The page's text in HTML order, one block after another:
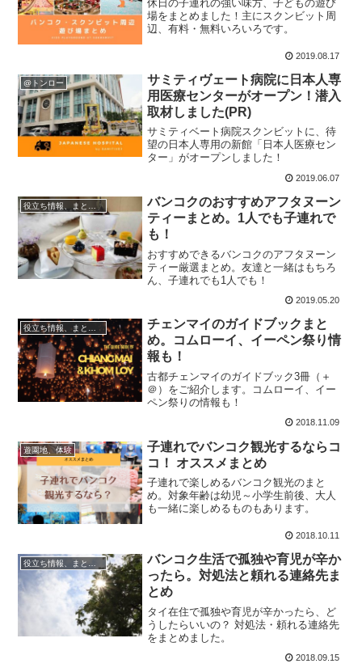
休日の子連れの強い味方、子どもの遊び
場をまとめました！主にスクンビット周
辺、有料・無料いろいろです。
2019.08.17
@トンロー
サミティヴェート病院に日本人専
用医療センターがオープン！潜入
取材しました(PR)
サミティベート病院スクンビットに、待
望の日本人専用の新館「日本人医療セン
ター」がオープンしました！
2019.06.07
バンコクのおすすめアフタヌーン
ティーまとめ。1人でも子連れで
も！
おすすめできるバンコクのアフタヌーン
ティー厳選まとめ。友達と一緒はもちろ
ん、子連れでも1人でも！
2019.05.20
チェンマイのガイドブックまと
め。コムローイ、イーペン祭り情
報も！
古都チェンマイのガイドブック3冊（＋
＠）をご紹介します。コムローイ、イー
ペン祭りの情報も！
2018.11.09
遊園地、体験
子連れでバンコク観光するならコ
コ！ オススメまとめ
子連れで楽しめるバンコク観光のまと
め。対象年齢は幼児～小学生前後、大人
も一緒に楽しめるものもあります。
2018.10.11
バンコク生活で孤独や育児が辛か
ったら。対処法と頼れる連絡先ま
とめ
タイ在住で孤独や育児が辛かったら、ど
うしたらいいの？ 対処法・頼れる連絡先
をまとめました。
2018.09.15